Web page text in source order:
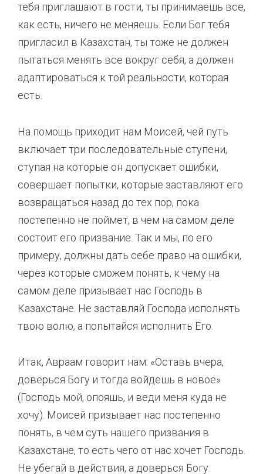
тебя приглашают в гости, ты принимаешь все,
как есть, ничего не меняешь. Если Бог тебя
пригласил в Казахстан, ты тоже не должен
пытаться менять все вокруг себя, а должен
адаптироваться к той реальности, которая
есть.
На помощь приходит нам Моисей, чей путь
включает три последовательные ступени,
ступая на которые он допускает ошибки,
совершает попытки, которые заставляют его
возвращаться назад до тех пор, пока
постепенно не поймет, в чем на самом деле
состоит его призвание. Так и мы, по его
примеру, должны дать себе право на ошибки,
через которые сможем понять, к чему на
самом деле призывает нас Господь в
Казахстане. Не заставляй Господа исполнять
твою волю, а попытайся исполнить Его.
Итак, Авраам говорит нам: «Оставь вчера,
доверься Богу и тогда войдешь в новое»
(Господь мой, опояшь, и веди меня куда не
хочу). Моисей призывает нас постепенно
понять, в чем суть нашего призвания в
Казахстане, то есть чего от нас хочет Господь.
Не убегай в действия, а доверься Богу.